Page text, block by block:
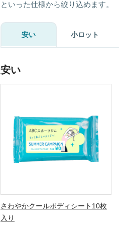
といった仕様から絞り込めます。
安い 小ロット
安い
さわやかクールボディシート10枚
入り